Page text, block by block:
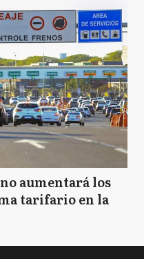
aumentará los
tarifario en la